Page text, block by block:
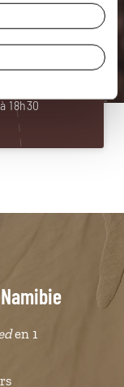
Namibie
18h30
en 1